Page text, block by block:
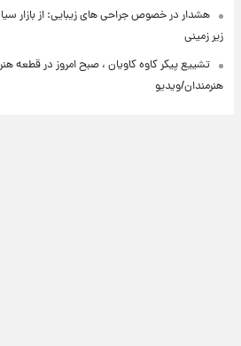
هشدار در خصوص جراحی های زیبایی: از بازار سیاه
زیر زمینی
تشییع پیکر کاوه کاویان ، صبح امروز در قطعه
هنرمندان/ویدیو